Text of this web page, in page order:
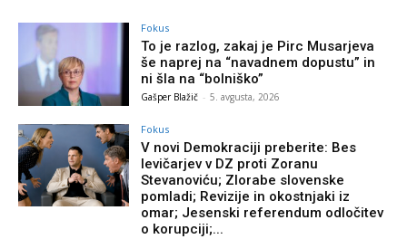
Fokus
To je razlog, zakaj je Pirc Musarjeva
še naprej na “navadnem dopustu” in
ni šla na “bolniško”
Gašper Blažič - 5. avgusta, 2026
Fokus
V novi Demokraciji preberite: Bes
levičarjev v DZ proti Zoranu
Stevanoviću; Zlorabe slovenske
pomladi; Revizije in okostnjaki iz
omar; Jesenski referendum odločitev
o korupciji;...